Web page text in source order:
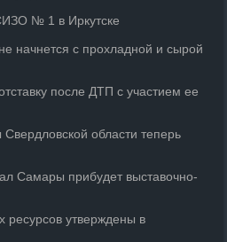
№ 1 в Иркутске
начнется с прохладной и сырой
после ДТП с участием ее
области теперь
Самары прибудет выставочно-
ресурсов утверждены в